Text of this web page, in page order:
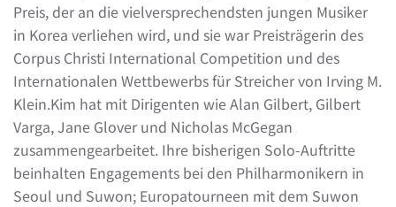
Preis, der an die vielversprechendsten jungen Musiker
in Korea verliehen wird, und sie war Preisträgerin des
Corpus Christi International Competition und des
Internationalen Wettbewerbs für Streicher von Irving M.
Klein.Kim hat mit Dirigenten wie Alan Gilbert, Gilbert
Varga, Jane Glover und Nicholas McGegan
zusammengearbeitet. Ihre bisherigen Solo-Auftritte
beinhalten Engagements bei den Philharmonikern in
Seoul und Suwon; Europatourneen mit dem Suwon